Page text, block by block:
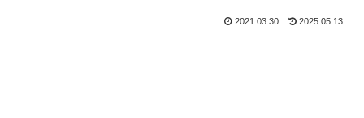
2021.03.30 2025.05.13